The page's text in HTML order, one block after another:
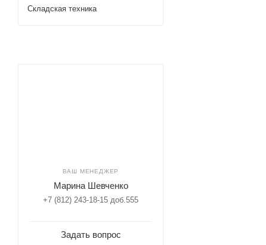
Складская техника
ВАШ МЕНЕДЖЕР
Марина Шевченко
+7 (812) 243-18-15 доб.555
Задать вопрос